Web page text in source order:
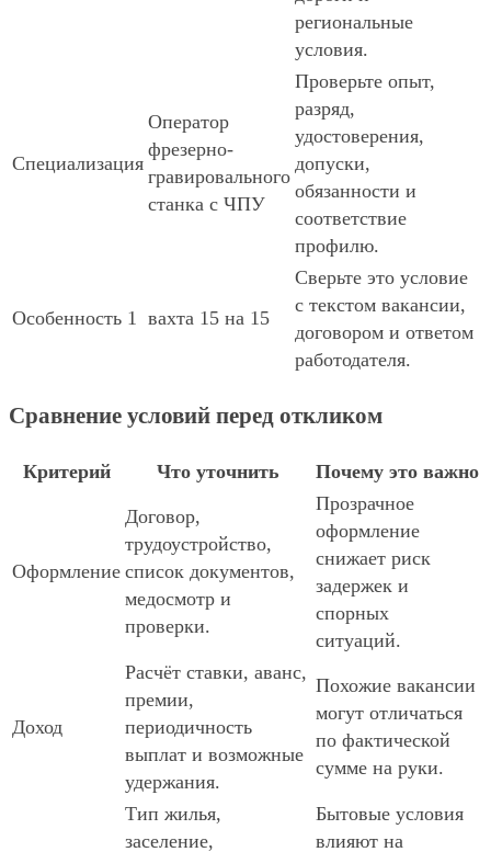
региональные
условия.
Специализация
Оператор
фрезерно-
гравировального
станка с ЧПУ
Проверьте опыт,
разряд,
удостоверения,
допуски,
обязанности и
соответствие
профилю.
Особенность 1 вахта 15 на 15
Сверьте это условие
с текстом вакансии,
договором и ответом
работодателя.
Сравнение условий перед откликом
Критерий Что уточнить Почему это важно
Оформление
Договор,
трудоустройство,
список документов,
медосмотр и
проверки.
Прозрачное
оформление
снижает риск
задержек и
спорных
ситуаций.
Доход
Расчёт ставки, аванс,
премии,
периодичность
выплат и возможные
удержания.
Похожие вакансии
могут отличаться
по фактической
сумме на руки.
Тип жилья,
заселение,
Бытовые условия
влияют на